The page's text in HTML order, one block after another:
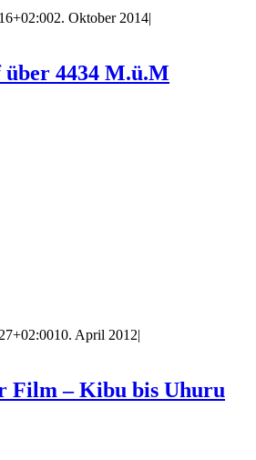
2. Oktober 2014|
über 4434 M.ü.M
10. April 2012|
Film – Kibu bis Uhuru